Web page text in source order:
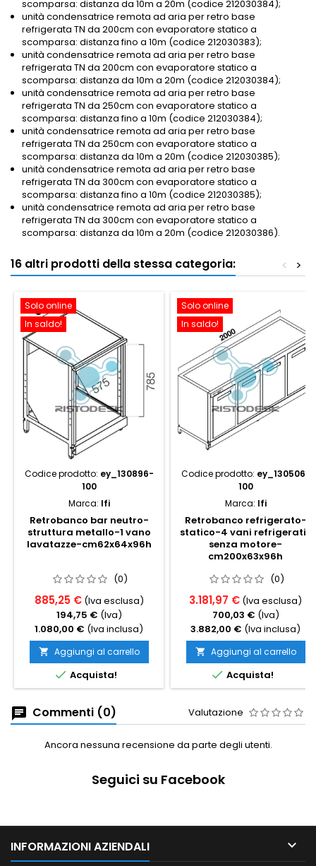
scomparsa: distanza da 10m a 20m (codice 212030384);
unità condensatrice remota ad aria per retro base
refrigerata TN da 200cm con evaporatore statico a
scomparsa: distanza fino a 10m (codice 212030383);
unità condensatrice remota ad aria per retro base
refrigerata TN da 200cm con evaporatore statico a
scomparsa: distanza da 10m a 20m (codice 212030384);
unità condensatrice remota ad aria per retro base
refrigerata TN da 250cm con evaporatore statico a
scomparsa: distanza fino a 10m (codice 212030384);
unità condensatrice remota ad aria per retro base
refrigerata TN da 250cm con evaporatore statico a
scomparsa: distanza da 10m a 20m (codice 212030385);
unità condensatrice remota ad aria per retro base
refrigerata TN da 300cm con evaporatore statico a
scomparsa: distanza fino a 10m (codice 212030385);
unità condensatrice remota ad aria per retro base
refrigerata TN da 300cm con evaporatore statico a
scomparsa: distanza da 10m a 20m (codice 212030386).
16 altri prodotti della stessa categoria: >
<
Solo online
In saldo!
Codice prodotto: ey_130896-
100
Marca: Ifi
Retrobanco bar neutro-
struttura metallo-1 vano
lavatazze-cm62x64x96h
(0)
885,25 € (Iva esclusa)
194,75 € (Iva)
1.080,00 € (Iva inclusa)
 Aggiungi al carrello
 Acquista!
Solo online
In saldo!
Codice prodotto: ey_130506-
100
Marca: Ifi
Retrobanco refrigerato-
statico-4 vani refrigerati-
senza motore-
cm200x63x96h
(0)
3.181,97 € (Iva esclusa)
700,03 € (Iva)
3.882,00 € (Iva inclusa)
 Aggiungi al carrello
 Acquista!
Commenti (0) Valutazione
Ancora nessuna recensione da parte degli utenti.
Seguici su Facebook
INFORMAZIONI AZIENDALI 